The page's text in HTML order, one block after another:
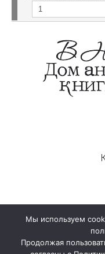
125009, г.
Мы используем
Продолжая